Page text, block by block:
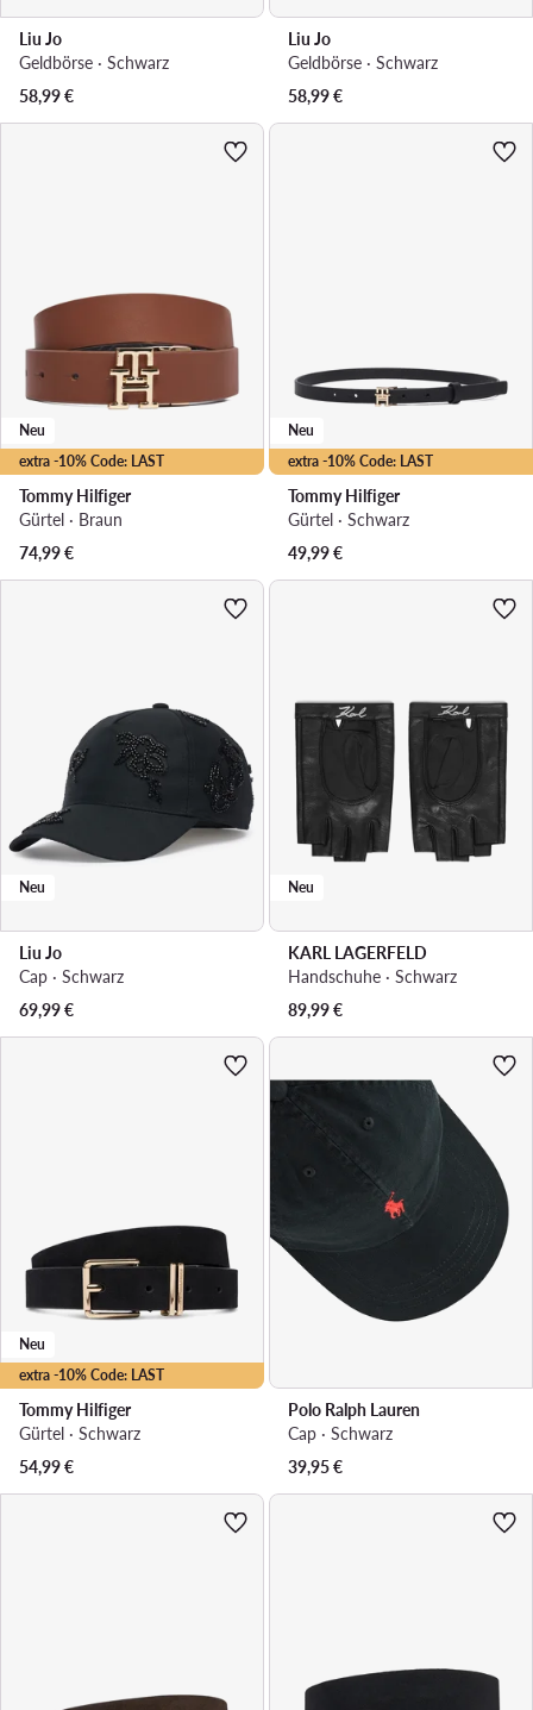
Liu Jo
Geldbörse · Schwarz
58,99€
Liu Jo
Geldbörse · Schwarz
58,99€
extra -10% Code: LAST
Neu
Tommy Hilfiger
Gürtel · Braun
74,99€
extra -10% Code: LAST
Neu
Tommy Hilfiger
Gürtel · Schwarz
49,99€
Neu
Liu Jo
Cap · Schwarz
69,99€
Neu
KARL LAGERFELD
Handschuhe · Schwarz
89,99€
extra -10% Code: LAST
Neu
Tommy Hilfiger
Gürtel · Schwarz
54,99€
Polo Ralph Lauren
Cap · Schwarz
39,95€